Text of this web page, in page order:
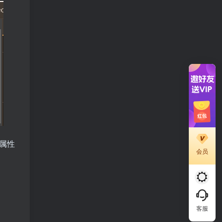
性
会员
客服